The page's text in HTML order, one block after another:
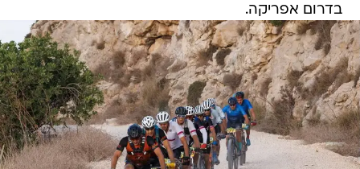
בדרום אפריקה.